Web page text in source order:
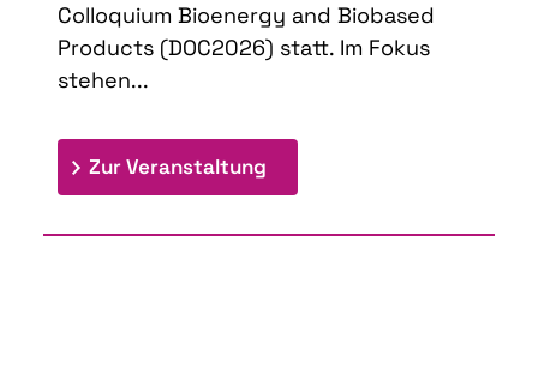
Colloquium Bioenergy and Biobased
Products (DOC2026) statt. Im Fokus
stehen...
Zur Veranstaltung